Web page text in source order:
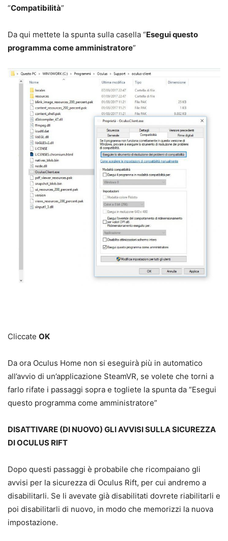
“Compatibilità”
Da qui mettete la spunta sulla casella “Esegui questo
programma come amministratore”
Cliccate OK
Da ora Oculus Home non si eseguirà più in automatico
all’avvio di un’applicazione SteamVR, se volete che torni a
farlo rifate i passaggi sopra e togliete la spunta da “Esegui
questo programma come amministratore”
DISATTIVARE (DI NUOVO) GLI AVVISI SULLA SICUREZZA
DI OCULUS RIFT
Dopo questi passaggi è probabile che ricompaiano gli
avvisi per la sicurezza di Oculus Rift, per cui andremo a
disabilitarli. Se li avevate già disabilitati dovrete riabilitarli e
poi disabilitarli di nuovo, in modo che memorizzi la nuova
impostazione.